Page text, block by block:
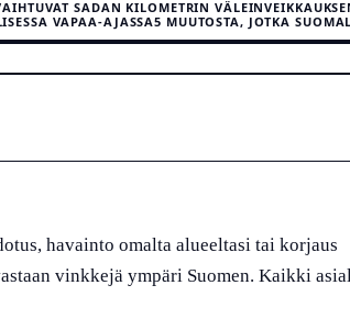
SADAN KILOMETRIN VÄLEIN
VAPAA-AJASSA5 MUUTOSTA, JOTKA
havainto omalta alueeltasi tai korjaus
vinkkejä ympäri Suomen. Kaikki